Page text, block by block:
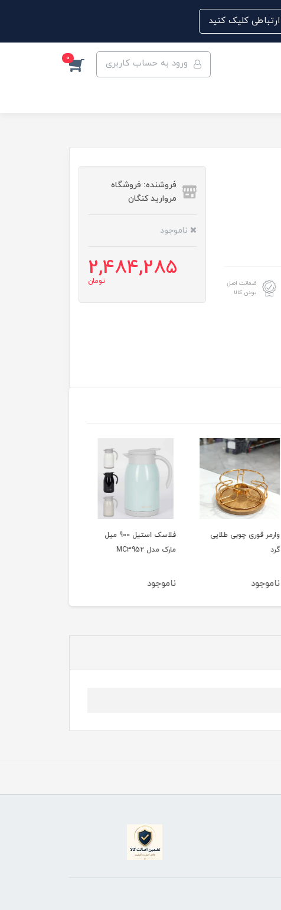
ورود به حساب کاربری 0
ضمانت اصل
بودن کالا
فروشنده: فروشگاه
مروارید کنگان
ناموجود
2,484,285
تومان
وارمر قوری چوبی طلایی
گرد
ناموجود
فلاسک استیل 900 میل
مارک مدل MC3952
ناموجود